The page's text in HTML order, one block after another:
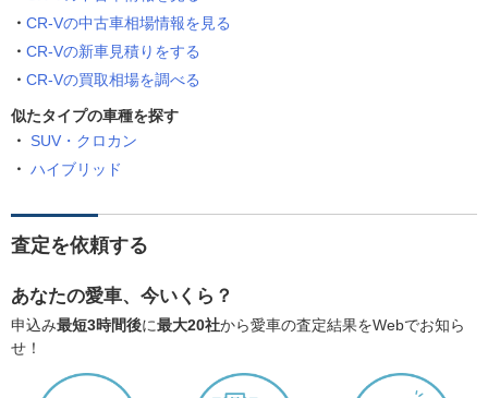
CR-Vの中古車相場情報を見る
CR-Vの新車見積りをする
CR-Vの買取相場を調べる
似たタイプの車種を探す
SUV・クロカン
ハイブリッド
査定を依頼する
あなたの愛車、今いくら？
申込み最短3時間後に最大20社から愛車の査定結果をWebでお知ら
せ！